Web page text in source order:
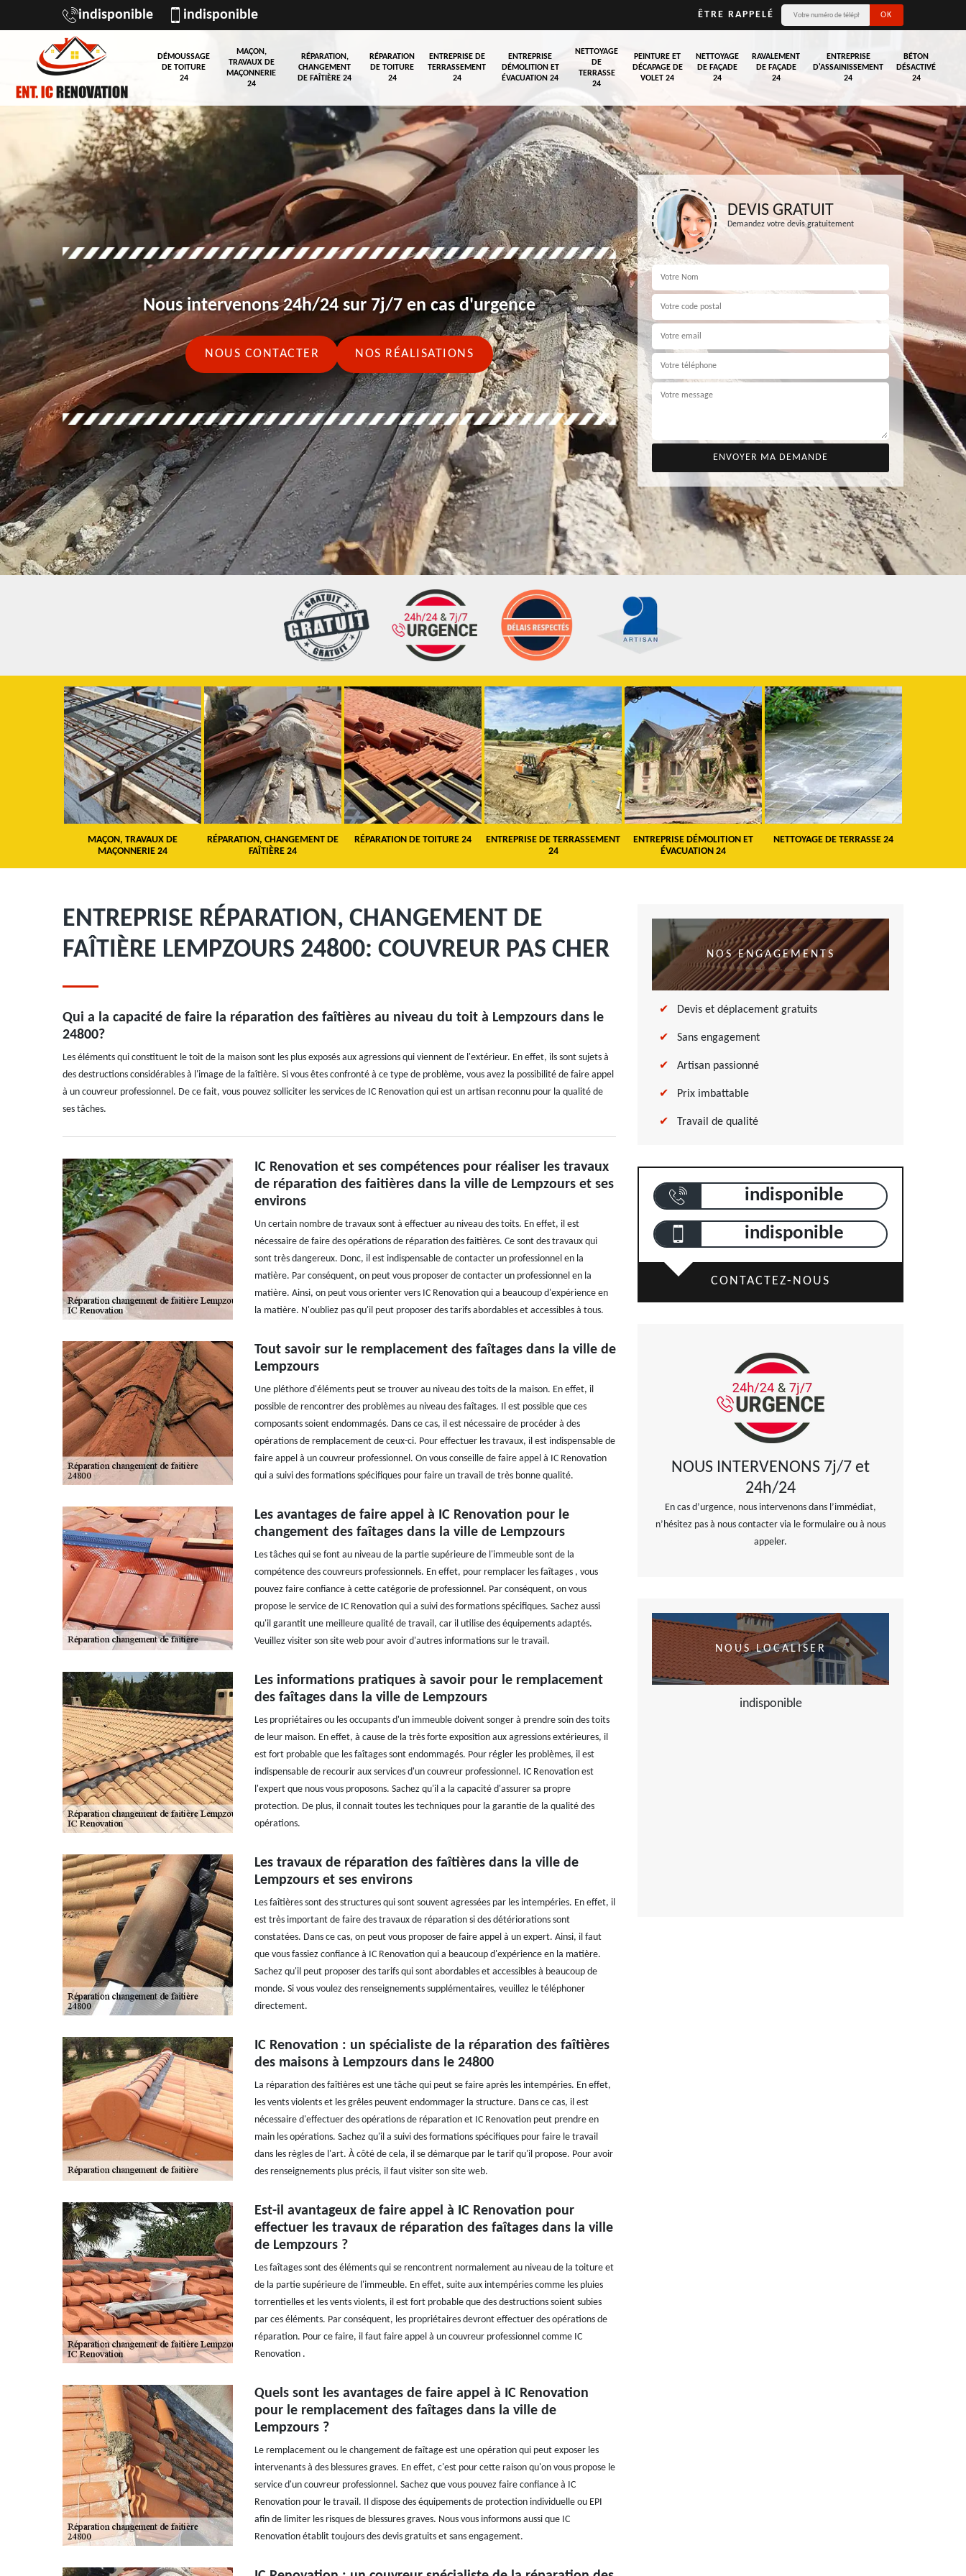
indisponible indisponible ÊTRE RAPPELÉ
DÉMOUSSAGE
DE TOITURE
24
MAÇON,
TRAVAUX DE
MAÇONNERIE
24
RÉPARATION,
CHANGEMENT
DE FAÎTIÈRE 24
RÉPARATION
DE TOITURE
24
ENTREPRISE DE
TERRASSEMENT
24
ENTREPRISE
DÉMOLITION ET
ÉVACUATION 24
NETTOYAGE
DE
TERRASSE
24
PEINTURE ET
DÉCAPAGE DE
VOLET 24
NETTOYAGE
DE FAÇADE
24
RAVALEMENT
DE FAÇADE
24
ENTREPRISE
D'ASSAINISSEMENT
24
BÉTON
DÉSACTIVÉ
24
Nous intervenons 24h/24 sur 7j/7 en cas d'urgence
NOUS CONTACTER NOS RÉALISATIONS
DEVIS GRATUIT
Demandez votre devis gratuitement
MAÇON, TRAVAUX DE
MAÇONNERIE 24
RÉPARATION, CHANGEMENT DE
FAÎTIÈRE 24
RÉPARATION DE TOITURE 24
ENTREPRISE DE TERRASSEMENT
24
ENTREPRISE DÉMOLITION ET
ÉVACUATION 24
NETTOYAGE DE TERRASSE 24
ENTREPRISE RÉPARATION, CHANGEMENT DE
FAÎTIÈRE LEMPZOURS 24800: COUVREUR PAS CHER
Qui a la capacité de faire la réparation des faîtières au niveau du toit à Lempzours dans le
24800?
Les éléments qui constituent le toit de la maison sont les plus exposés aux agressions qui viennent de l'extérieur. En effet, ils sont sujets à
des destructions considérables à l'image de la faîtière. Si vous êtes confronté à ce type de problème, vous avez la possibilité de faire appel
à un couvreur professionnel. De ce fait, vous pouvez solliciter les services de IC Renovation qui est un artisan reconnu pour la qualité de
ses tâches.
IC Renovation et ses compétences pour réaliser les travaux
de réparation des faitières dans la ville de Lempzours et ses
environs
Un certain nombre de travaux sont à effectuer au niveau des toits. En effet, il est
nécessaire de faire des opérations de réparation des faitières. Ce sont des travaux qui
sont très dangereux. Donc, il est indispensable de contacter un professionnel en la
matière. Par conséquent, on peut vous proposer de contacter un professionnel en la
matière. Ainsi, on peut vous orienter vers IC Renovation qui a beaucoup d'expérience en
la matière. N'oubliez pas qu'il peut proposer des tarifs abordables et accessibles à tous.
Tout savoir sur le remplacement des faîtages dans la ville de
Lempzours
Une pléthore d'éléments peut se trouver au niveau des toits de la maison. En effet, il
possible de rencontrer des problèmes au niveau des faîtages. Il est possible que ces
composants soient endommagés. Dans ce cas, il est nécessaire de procéder à des
opérations de remplacement de ceux-ci. Pour effectuer les travaux, il est indispensable de
faire appel à un couvreur professionnel. On vous conseille de faire appel à IC Renovation
qui a suivi des formations spécifiques pour faire un travail de très bonne qualité.
Les avantages de faire appel à IC Renovation pour le
changement des faîtages dans la ville de Lempzours
Les tâches qui se font au niveau de la partie supérieure de l'immeuble sont de la
compétence des couvreurs professionnels. En effet, pour remplacer les faîtages , vous
pouvez faire confiance à cette catégorie de professionnel. Par conséquent, on vous
propose le service de IC Renovation qui a suivi des formations spécifiques. Sachez aussi
qu'il garantit une meilleure qualité de travail, car il utilise des équipements adaptés.
Veuillez visiter son site web pour avoir d'autres informations sur le travail.
Les informations pratiques à savoir pour le remplacement
des faîtages dans la ville de Lempzours
Les propriétaires ou les occupants d'un immeuble doivent songer à prendre soin des toits
de leur maison. En effet, à cause de la très forte exposition aux agressions extérieures, il
est fort probable que les faîtages sont endommagés. Pour régler les problèmes, il est
indispensable de recourir aux services d'un couvreur professionnel. IC Renovation est
l'expert que nous vous proposons. Sachez qu'il a la capacité d'assurer sa propre
protection. De plus, il connait toutes les techniques pour la garantie de la qualité des
opérations.
Les travaux de réparation des faîtières dans la ville de
Lempzours et ses environs
Les faîtières sont des structures qui sont souvent agressées par les intempéries. En effet, il
est très important de faire des travaux de réparation si des détériorations sont
constatées. Dans ce cas, on peut vous proposer de faire appel à un expert. Ainsi, il faut
que vous fassiez confiance à IC Renovation qui a beaucoup d'expérience en la matière.
Sachez qu'il peut proposer des tarifs qui sont abordables et accessibles à beaucoup de
monde. Si vous voulez des renseignements supplémentaires, veuillez le téléphoner
directement.
IC Renovation : un spécialiste de la réparation des faîtières
des maisons à Lempzours dans le 24800
La réparation des faîtières est une tâche qui peut se faire après les intempéries. En effet,
les vents violents et les grêles peuvent endommager la structure. Dans ce cas, il est
nécessaire d'effectuer des opérations de réparation et IC Renovation peut prendre en
main les opérations. Sachez qu'il a suivi des formations spécifiques pour faire le travail
dans les règles de l'art. À côté de cela, il se démarque par le tarif qu'il propose. Pour avoir
des renseignements plus précis, il faut visiter son site web.
Est-il avantageux de faire appel à IC Renovation pour
effectuer les travaux de réparation des faîtages dans la ville
de Lempzours ?
Les faîtages sont des éléments qui se rencontrent normalement au niveau de la toiture et
de la partie supérieure de l'immeuble. En effet, suite aux intempéries comme les pluies
torrentielles et les vents violents, il est fort probable que des destructions soient subies
par ces éléments. Par conséquent, les propriétaires devront effectuer des opérations de
réparation. Pour ce faire, il faut faire appel à un couvreur professionnel comme IC
Renovation .
Quels sont les avantages de faire appel à IC Renovation
pour le remplacement des faîtages dans la ville de
Lempzours ?
Le remplacement ou le changement de faîtage est une opération qui peut exposer les
intervenants à des blessures graves. En effet, c'est pour cette raison qu'on vous propose le
service d'un couvreur professionnel. Sachez que vous pouvez faire confiance à IC
Renovation pour le travail. Il dispose des équipements de protection individuelle ou EPI
afin de limiter les risques de blessures graves. Nous vous informons aussi que IC
Renovation établit toujours des devis gratuits et sans engagement.
NOS ENGAGEMENTS
Devis et déplacement gratuits
Sans engagement
Artisan passionné
Prix imbattable
Travail de qualité
indisponible
indisponible
CONTACTEZ-NOUS
NOUS INTERVENONS 7j/7 et
24h/24
En cas d’urgence, nous intervenons dans l’immédiat,
n’hésitez pas à nous contacter via le formulaire ou à nous
appeler.
NOUS LOCALISER
indisponible